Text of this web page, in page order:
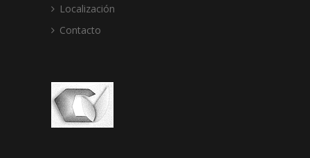
Localización
Contacto